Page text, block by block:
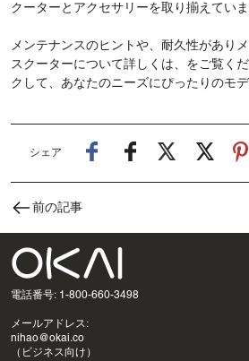
クーターとアクセサリーを取り揃えていま
メンテナンスのヒントや、耐久性があり
スクーターについて詳しくは、をご覧くだ
クして、あなたのニーズにぴったりのモ
シェア
前の記事
電話番号: 1-800-660-3498
メールアドレス:
nihao@okai.co
（ビジネス向け）